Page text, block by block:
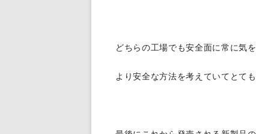
どちらの工場でも安全面に常に気を
より安全な方法を考えていてとて